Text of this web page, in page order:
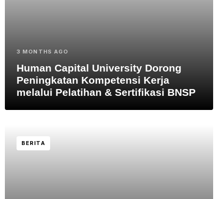
3 MONTHS AGO
Human Capital University Dorong
Peningkatan Kompetensi Kerja
melalui Pelatihan & Sertifikasi BNSP
BERITA